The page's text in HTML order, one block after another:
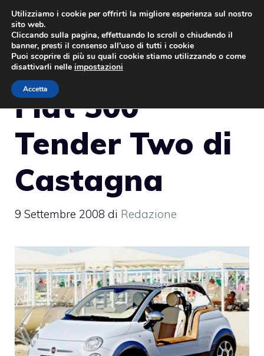
Vai
contenuto
Fiat 500
Tender Two di
Castagna
9 Settembre 2008 di Redazione
Utilizziamo i cookie per offrirti la migliore esperienza sul nostro
sito web.
Cliccando sulla pagina, effettuando lo scroll o chiudendo il
banner, presti il consenso all’uso di tutti i cookie
Puoi scoprire di più su quali cookie stiamo utilizzando o come
disattivarli nelle impostazioni
Accetta